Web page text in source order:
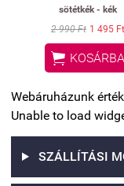
sötétkék - kék
2 990 Ft 1 495 Ft
 KOSÁRBA
Webáruházunk
Unable to load
SZÁLLÍTÁSI